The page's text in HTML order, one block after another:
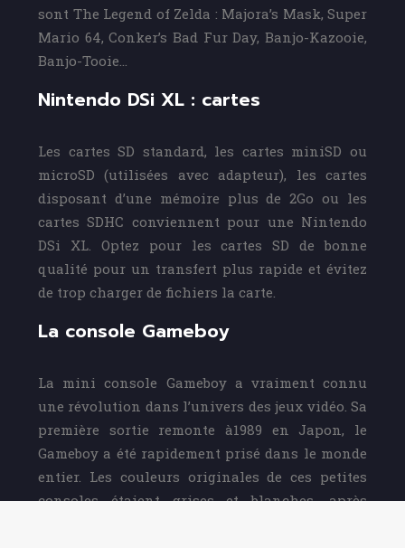
sont The Legend of Zelda : Majora’s Mask, Super
Mario 64, Conker’s Bad Fur Day, Banjo-Kazooie,
Banjo-Tooie…
Nintendo DSi XL : cartes
Les cartes SD standard, les cartes miniSD ou
microSD (utilisées avec adapteur), les cartes
disposant d’une mémoire plus de 2Go ou les
cartes SDHC conviennent pour une Nintendo
DSi XL. Optez pour les cartes SD de bonne
qualité pour un transfert plus rapide et évitez
de trop charger de fichiers la carte.
La console Gameboy
La mini console Gameboy a vraiment connu
une révolution dans l’univers des jeux vidéo. Sa
première sortie remonte à1989 en Japon, le
Gameboy a été rapidement prisé dans le monde
entier. Les couleurs originales de ces petites
consoles étaient grises et blanches, après